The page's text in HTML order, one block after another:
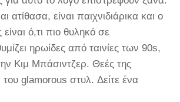
ατίθασα, είναι παιχνιδιάρικα και ο
ό,τι πιο θυληκό σε
ηρωίδες από ταινίες των 90s,
Κιμ Μπάσιντζερ. Θεές της
του glamorous στυλ. Δείτε ένα